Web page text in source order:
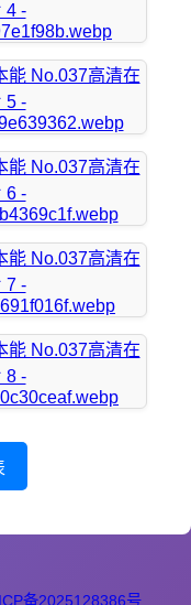
备2025128386号